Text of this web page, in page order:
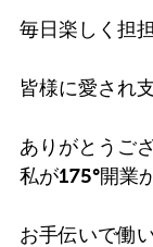
毎日楽しく担
皆様に愛され
ありがとうご
私が175°開業
お手伝いで働